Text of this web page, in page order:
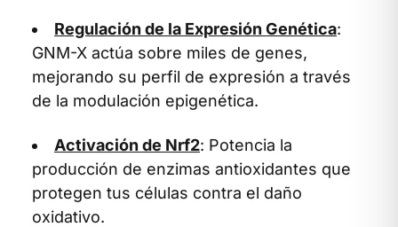
Regulación de la Expresión Genética:
GNM-X actúa sobre miles de genes,
mejorando su perfil de expresión a través
de la modulación epigenética.
Activación de Nrf2: Potencia la
producción de enzimas antioxidantes que
protegen tus células contra el daño
oxidativo.